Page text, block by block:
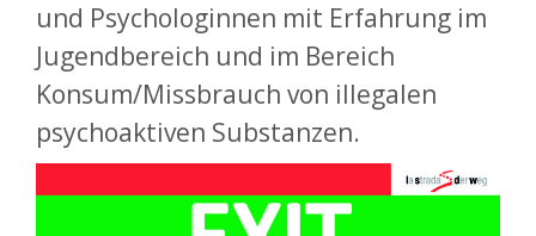
und Psychologinnen mit Erfahrung im
Jugendbereich und im Bereich
Konsum/Missbrauch von illegalen
psychoaktiven Substanzen.